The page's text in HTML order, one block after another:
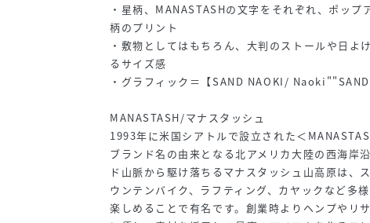
・星柄、MANASTASHの文字をそれぞれ、ポップ
柄のプリント
・敷物としてはもちろん、大判のストールや日よ
るサイズ感
・グラフィック＝【SAND NAOKI/
MANASTASH/マナスタッシュ
1993年に米国シアトルで設立された＜
ブランド名の由来となる北アメリカ大陸の西海岸
ド山脈から駆け落ちるマナスタッシュ山高原は、
ウンテンバイク、ラフティング、カヤックなど多
楽しめることで有名です。創業時よりヘンプやリ